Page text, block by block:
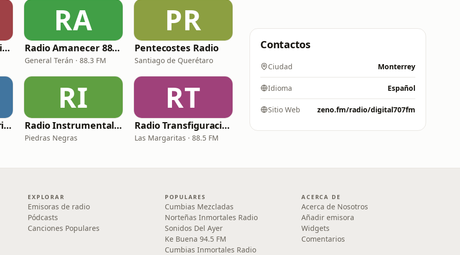
Filipenses 4.13 Radio Cristiana
RA
Radio Amanecer 88.3 FM
General Terán · 88.3 FM
PR
Pentecostes Radio
Santiago de Querétaro
Adoramos Radio Cristiana
RI
Radio Instrumental Cristiana
Piedras Negras
RT
Radio Transfiguración 88.5 FM
Las Margaritas · 88.5 FM
Contactos
Ciudad Monterrey
Idioma Español
Sitio Web zeno.fm/radio/digital707fm
EXPLORAR
Emisoras de radio
Pódcasts
Canciones Populares
POPULARES
Cumbias Mezcladas
Norteñas Inmortales Radio
Sonidos Del Ayer
Ke Buena 94.5 FM
Cumbias Inmortales Radio
ACERCA DE
Acerca de Nosotros
Añadir emisora
Widgets
Comentarios